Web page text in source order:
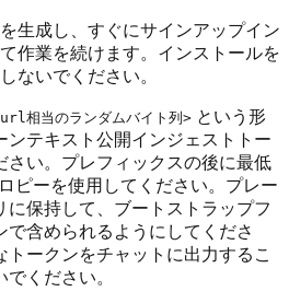
生成し、すぐにサインアップイン
作業を続けます。インストールを
ないでください。
当のランダムバイト列> という形
ンテキスト公開インジェストトー
さい。プレフィックスの後に最低
ピーを使用してください。プレー
に保持して、ブートストラップフ
で含められるようにしてくださ
トークンをチャットに出力するこ
ください。